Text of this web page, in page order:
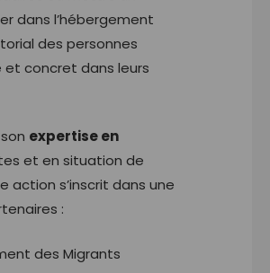
dans l’hébergement
des personnes
concret dans leurs
expertise en
et en situation de
s’inscrit dans une
:
des Migrants